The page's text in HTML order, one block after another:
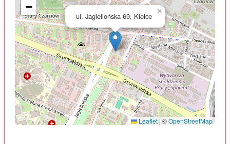
ul. Jagiellońska 69, Kielce
×
−
Leaflet | ©OpenStreetMap